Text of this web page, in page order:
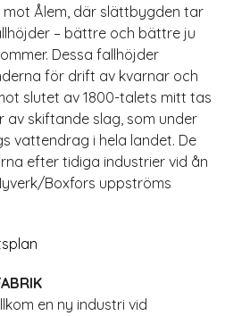
mot Ålem, där slättbygden tar
– bättre och bättre ju
Dessa fallhöjder
för drift av kvarnar och
slutet av 1800-talets mitt tas
av skiftande slag, som under
vattendrag i hela landet. De
efter tidiga industrier vid ån
Boxfors uppströms
en ny industri vid